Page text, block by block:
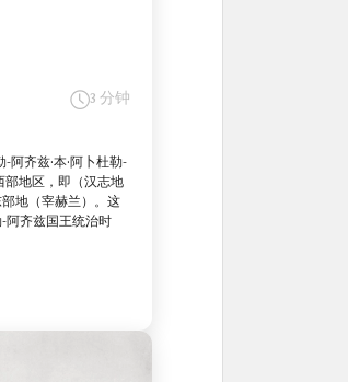
3 分钟
阿齐兹·本·阿卜杜勒-
部地区，即（汉志地
地（宰赫兰）。这
阿齐兹国王统治时